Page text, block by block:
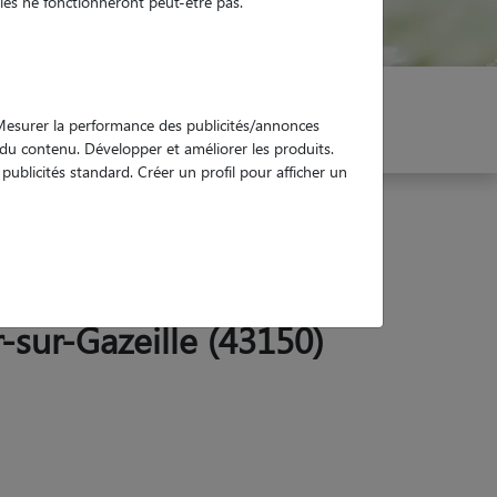
mon Pet Sitter
Gazeille (43150)
la performance des publicités/annonces
contenu. Développer et améliorer les produits.
standard. Créer un profil pour afficher un